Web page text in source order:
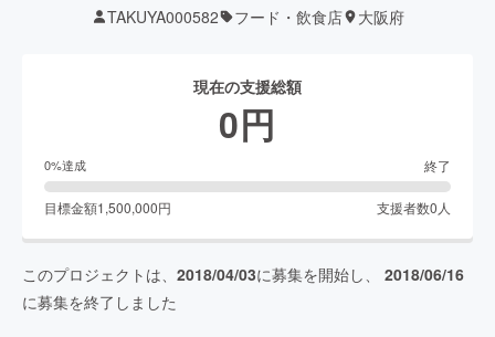
TAKUYA000582 フード・飲食店 大阪府
現在の支援総額
0円
0%達成 終了
目標金額1,500,000円 支援者数0 人
このプロジェクトは、 2018/04/03に募集を開始し、 2018/06/16
に募集を終了しました